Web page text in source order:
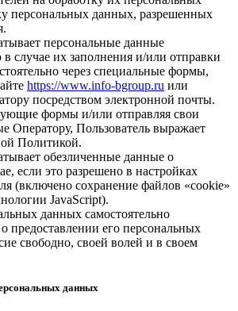
персональных данных, разрешенных
персональные данные
в случае их заполнения и/или отправки
через специальные формы,
https://www.info-bgroup.ru или
посредством электронной почты.
формы и/или отправляя свои
Оператору, Пользователь выражает
Политикой.
обезличенные данные о
если это разрешено в настройках
(включено сохранение файлов «cookie»
JavaScript).
данных самостоятельно
предоставлении его персональных
свободно, своей волей и в своем
данных